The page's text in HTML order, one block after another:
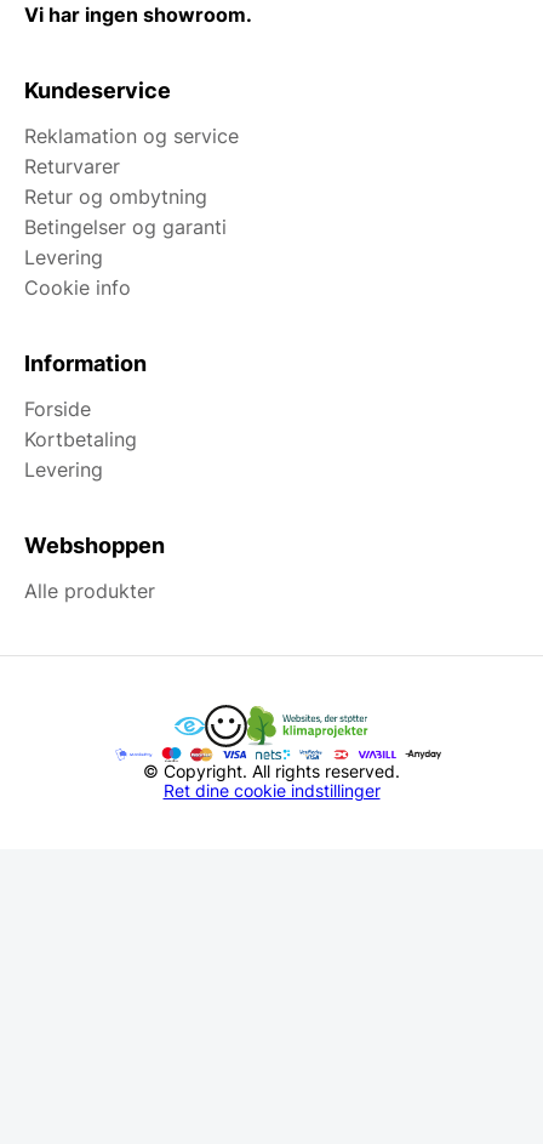
Vi har ingen showroom.
Kundeservice
Reklamation og service
Returvarer
Retur og ombytning
Betingelser og garanti
Levering
Cookie info
Information
Forside
Kortbetaling
Levering
Webshoppen
Alle produkter
© Copyright. All rights reserved.
Ret dine cookie indstillinger